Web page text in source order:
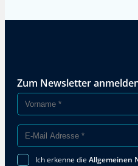
Zum Newsletter
Ich erkenne dieAllgemeinen